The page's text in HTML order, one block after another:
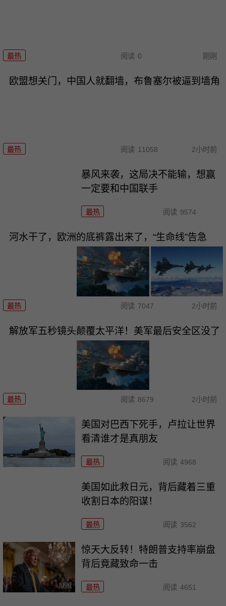
最热 阅读 0 刚刚
欧盟想关门，中国人就翻墙，布鲁塞尔被逼到墙角
最热 阅读 11058 2小时前
暴风来袭，这局决不能输，想赢
一定要和中国联手
最热 阅读 9574
河水干了，欧洲的底裤露出来了，“生命线”告急
最热 阅读 7047 2小时前
解放军五秒镜头颠覆太平洋！美军最后安全区没了
最热 阅读 8679 2小时前
美国对巴西下死手，卢拉让世界
看清谁才是真朋友
最热 阅读 4968
美国如此救日元，背后藏着三重
收割日本的阳谋！
最热 阅读 3562
惊天大反转！特朗普支持率崩盘
背后竟藏致命一击
最热 阅读 4651